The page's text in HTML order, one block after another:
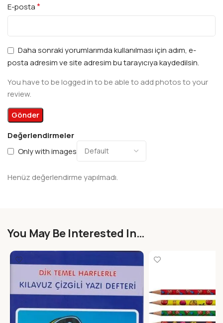
Değerlendirmeler
Only with images
Henüz değerlendirme yapılmadı.
E-posta*
Daha sonraki yorumlarımda kullanılması için adım, e-
posta adresim ve site adresim bu tarayıcıya kaydedilsin.
You have to be logged in to be able to add photos to your
review.
You May Be Interested In…